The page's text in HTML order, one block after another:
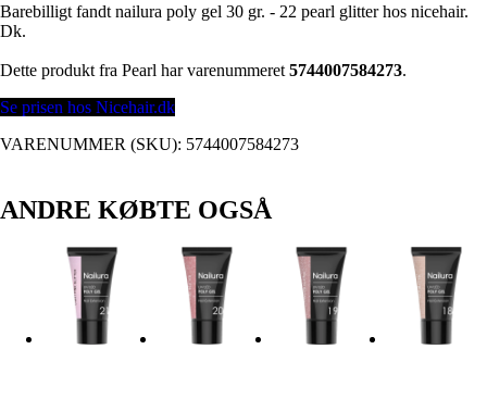
Barebilligt fandt nailura poly gel 30 gr. - 22 pearl glitter hos nicehair.
Dk.
Dette produkt fra Pearl har varenummeret 5744007584273.
Se prisen hos Nicehair.dk
VARENUMMER (SKU): 5744007584273
ANDRE KØBTE OGSÅ